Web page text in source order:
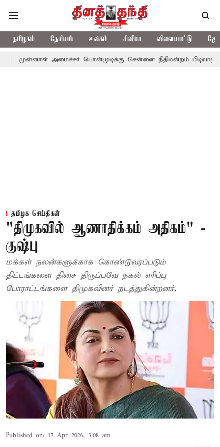
தமிழகம் தேசியம் உலகம் சினிமா விளையாட்டு
முன்னாள் அமைச்சர் பொன்முடிக்கு சென்னை நீதிமன்றம் பிடிவாராண்ட்
தமிழக செய்திகள்
"திமுகவில் ஆணாதிக்கம் அதிகம்" -
குஷ்பு
மக்கள் நலன்களுக்காக கொண்டுவரப்படும்
திட்டங்களை திசை திருப்பவே நகல் எரிப்பு
போராட்டங்களை திமுகவினர் நடத்துகின்றனர்.
Published on: 17 Apr 2026, 3:08 am